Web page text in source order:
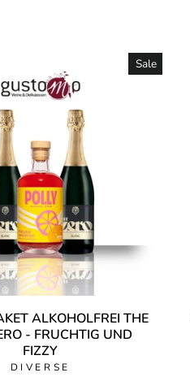
Sale
ALKOHOLFREI THE
- FRUCHTIG UND
FIZZY
DIVERSE